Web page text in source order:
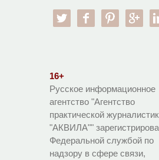
twitter facebookpinterest
16+
Русское информационное
агентство "Агентство
практической
"АКВИЛА""
Федеральной службой по
надзору в сфере связи,